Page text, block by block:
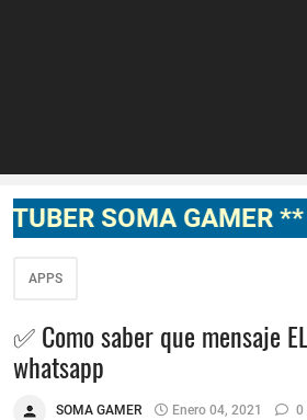
SOMA GAMER **
APPS
✅ Como saber que mensaje
whatsapp
SOMA GAMER Enero 04, 2021 0